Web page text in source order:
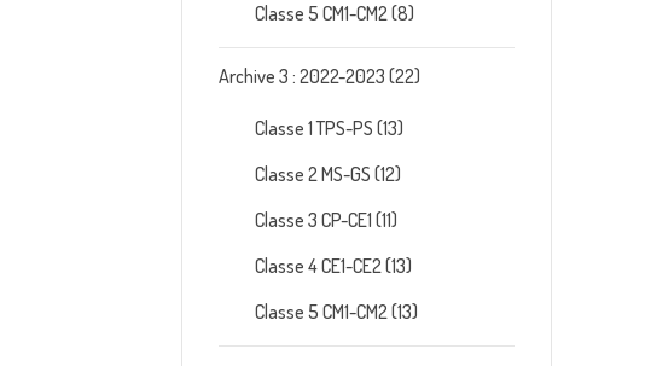
Classe 5 CM1-CM2(8)
Archive 3 : 2022-2023 (22)
Classe 1 TPS-PS (13)
Classe 2 MS-GS (12)
Classe 3 CP-CE1 (11)
Classe 4 CE1-CE2(13)
Classe 5 CM1-CM2(13)